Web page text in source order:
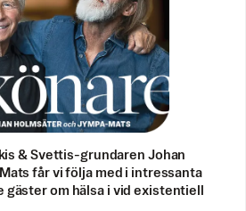
& Svettis-grundaren Johan
får vi följa med i intressanta
gäster om hälsa i vid existentiell